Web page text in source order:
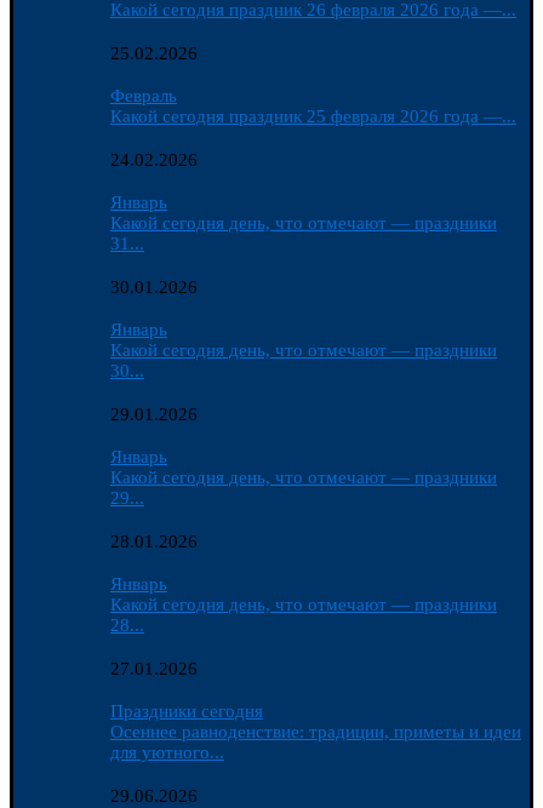
Какой сегодня праздник 26 февраля 2026 года —...
25.02.2026
Февраль
Какой сегодня праздник 25 февраля 2026 года —...
24.02.2026
Январь
Какой сегодня день, что отмечают — праздники
31...
30.01.2026
Январь
Какой сегодня день, что отмечают — праздники
30...
29.01.2026
Январь
Какой сегодня день, что отмечают — праздники
29...
28.01.2026
Январь
Какой сегодня день, что отмечают — праздники
28...
27.01.2026
Праздники сегодня
Осеннее равноденствие: традиции, приметы и идеи
для уютного...
29.06.2026